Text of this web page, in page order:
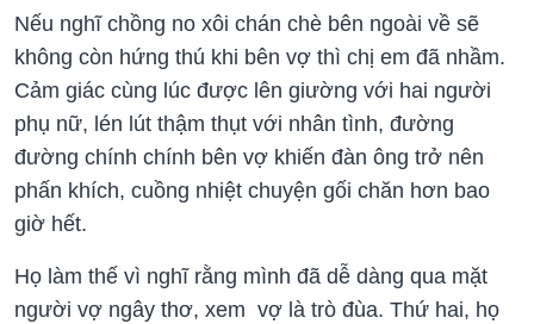
Nếu nghĩ chồng no xôi chán chè bên ngoài về sẽ
không còn hứng thú khi bên vợ thì chị em đã nhầm.
Cảm giác cùng lúc được lên giường với hai người
phụ nữ, lén lút thậm thụt với nhân tình, đường
đường chính chính bên vợ khiến đàn ông trở nên
phấn khích, cuồng nhiệt chuyện gối chăn hơn bao
giờ hết.
Họ làm thế vì nghĩ rằng mình đã dễ dàng qua mặt
người vợ ngây thơ, xem vợ là trò đùa. Thứ hai, họ